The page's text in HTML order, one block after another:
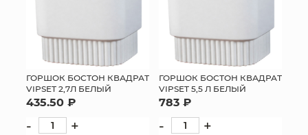
ГОРШОК БОСТОН КВАДРАТ
VIPSET 2,7Л БЕЛЫЙ
435.50 ₽
- +
ГОРШОК БОСТОН КВАДРАТ
VIPSET 5,5 Л БЕЛЫЙ
783 ₽
- +